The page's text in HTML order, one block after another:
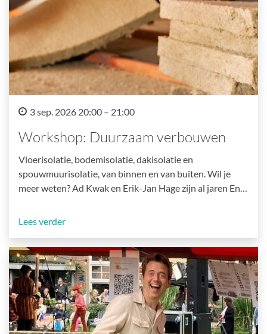
3 sep. 2026 20:00 – 21:00
Workshop: Duurzaam verbouwen
Vloerisolatie, bodemisolatie, dakisolatie en
spouwmuurisolatie, van binnen en van buiten. Wil je
meer weten? Ad Kwak en Erik-Jan Hage zijn al jaren En…
Lees verder